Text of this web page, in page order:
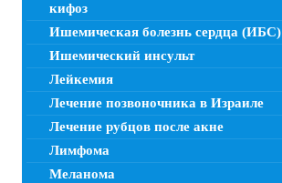
кифоз
Ишемическая болезнь сердца (ИБС)
Ишемический инсульт
Лейкемия
Лечение позвоночника в Израиле
Лечение рубцов после акне
Лимфома
Меланома